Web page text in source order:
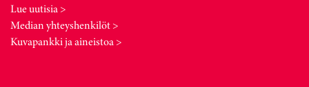
Lue uutisia >
Median yhteyshenkilöt >
Kuvapankki ja aineistoa >